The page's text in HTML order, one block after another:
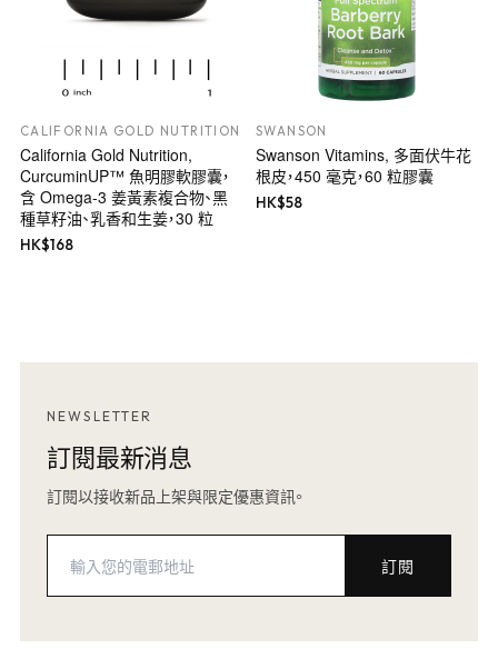
CALIFORNIA GOLD NUTRITION
California Gold Nutrition,
CurcuminUP™ 魚明膠軟膠囊，
含 Omega-3 姜黃素複合物、黑
種草籽油、乳香和生姜，30 粒
HK$168
SWANSON
Swanson Vitamins, 多面伏牛花
根皮，450 毫克，60 粒膠囊
HK$58
NEWSLETTER
訂閱最新消息
訂閱以接收新品上架與限定優惠資訊。
訂閱